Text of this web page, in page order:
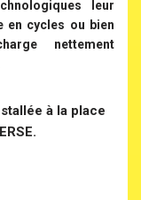
leur
en cycles ou bien
nettement
à la place